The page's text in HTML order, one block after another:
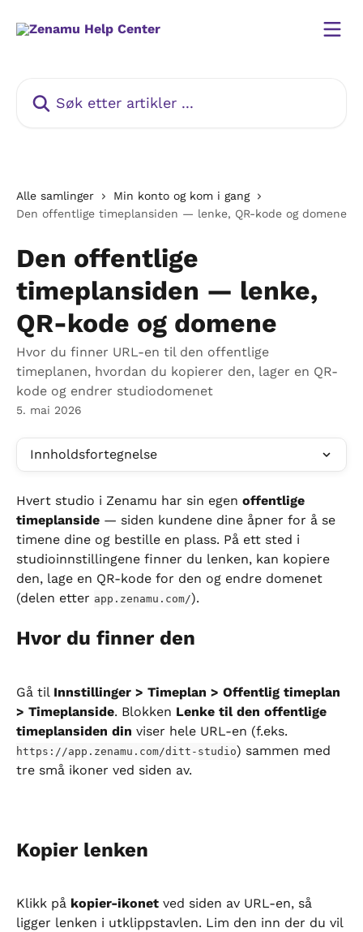
Alle samlinger
Min konto og kom i gang
Den offentlige timeplansiden — lenke, QR-kode og domene
Den offentlige
timeplansiden — lenke,
QR-kode og domene
Hvor du finner URL-en til den offentlige
timeplanen, hvordan du kopierer den, lager en QR-
kode og endrer studiodomenet
5. mai 2026
Innholdsfortegnelse
Hvert studio i Zenamu har sin egen offentlige
timeplanside — siden kundene dine åpner for å se
timene dine og bestille en plass. På ett sted i
studioinnstillingene finner du lenken, kan kopiere
den, lage en QR-kode for den og endre domenet
(delen etter app.zenamu.com/).
Hvor du finner den
Gå til Innstillinger > Timeplan > Offentlig timeplan
> Timeplanside. Blokken Lenke til den offentlige
timeplansiden din viser hele URL-en (f.eks.
https://app.zenamu.com/ditt-studio) sammen med
tre små ikoner ved siden av.
Kopier lenken
Klikk på kopier-ikonet ved siden av URL-en, så
ligger lenken i utklippstavlen. Lim den inn der du vil